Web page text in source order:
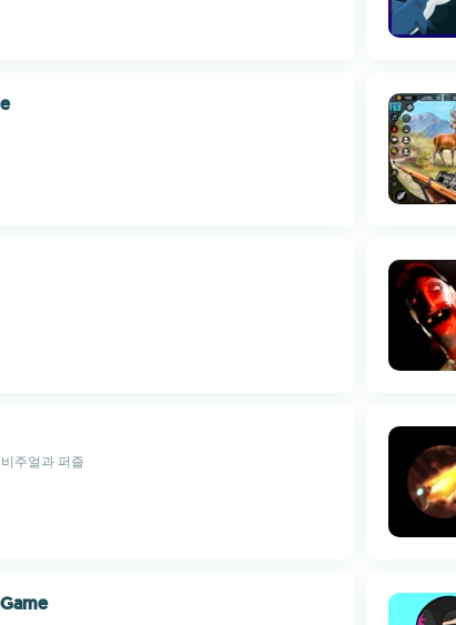
주얼과 퍼즐